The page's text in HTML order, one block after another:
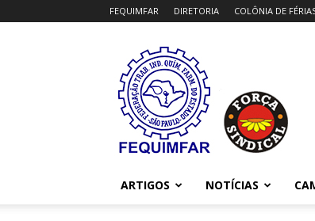
FEQUIMFAR DIRETORIA COLÔNIA DE
ARTIGOS NOTÍCIAS